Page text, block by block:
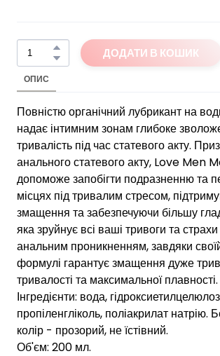
ДОДАТИ В КОШИК
ОПИС
Повністю органічний лубрикант на
надає інтимним зонам глибоке
тривалість під час статевого акту.
анального статевого акту, Love Men
допоможе запобігти подразненню та
місцях під тривалим стресом,
змащення та забезпечуючи більшу
яка зруйнує всі ваші тривоги та
анальним проникненням, завдяки
формулі гарантує змащення дуже
тривалості та максимальної плавності.
Інгредієнти: вода,
пропіленгліколь, поліакрилат натрію.
колір - прозорий, не їстівний.
Об'єм: 200 мл.